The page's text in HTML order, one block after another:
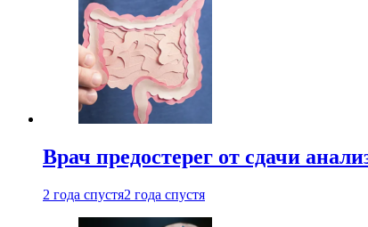
Врач предостерег от сдачи
2 года спустя2 года спустя